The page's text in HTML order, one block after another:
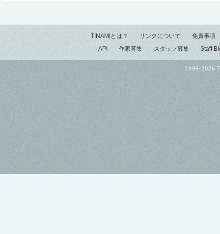
TINAMIとは？ リンクについて
免責事項
API
作家募集 スタッフ募集 Staff
1996-2026